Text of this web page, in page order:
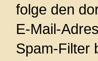
folge den
E-Mail-
Spam-Filter